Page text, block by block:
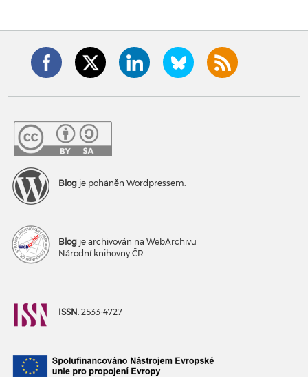
Blog je poháněn Wordpressem.
Blog je archivován na WebArchivu
Národní knihovny ČR.
ISSN: 2533-4727